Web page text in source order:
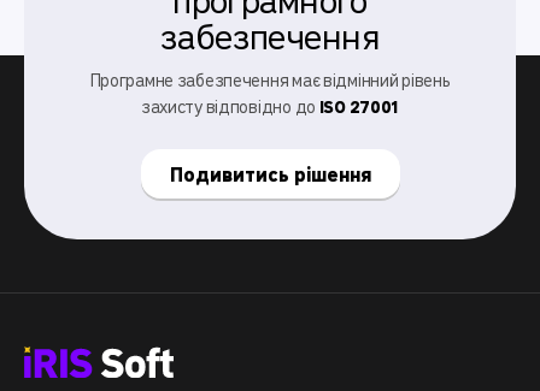
забезпечення
Програмне забезпечення має відмінний рівень
захисту відповідно до ISO 27001
Подивитись рішення